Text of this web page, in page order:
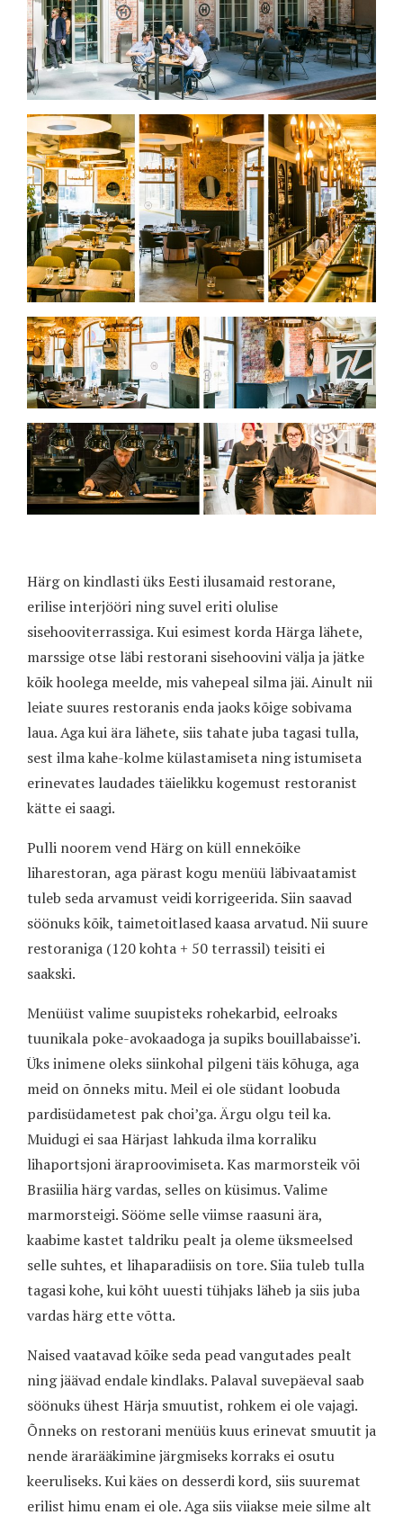
Härg on kindlasti üks Eesti ilusamaid restorane,
erilise interjööri ning suvel eriti olulise
sisehooviterrassiga. Kui esimest korda Härga lähete,
marssige otse läbi restorani sisehoovini välja ja jätke
kõik hoolega meelde, mis vahepeal silma jäi. Ainult nii
leiate suures restoranis enda jaoks kõige sobivama
laua. Aga kui ära lähete, siis tahate juba tagasi tulla,
sest ilma kahe-kolme külastamiseta ning istumiseta
erinevates laudades täielikku kogemust restoranist
kätte ei saagi.
Pulli noorem vend Härg on küll ennekõike
liharestoran, aga pärast kogu menüü läbivaatamist
tuleb seda arvamust veidi korrigeerida. Siin saavad
söönuks kõik, taimetoitlased kaasa arvatud. Nii suure
restoraniga (120 kohta + 50 terrassil) teisiti ei
saakski.
Menüüst valime suupisteks rohekarbid, eelroaks
tuunikala poke-avokaadoga ja supiks bouillabaisse’i.
Üks inimene oleks siinkohal pilgeni täis kõhuga, aga
meid on õnneks mitu. Meil ei ole südant loobuda
pardisüdametest pak choi’ga. Ärgu olgu teil ka.
Muidugi ei saa Härjast lahkuda ilma korraliku
lihaportsjoni äraproovimiseta. Kas marmorsteik või
Brasiilia härg vardas, selles on küsimus. Valime
marmorsteigi. Sööme selle viimse raasuni ära,
kaabime kastet taldriku pealt ja oleme üksmeelsed
selle suhtes, et lihaparadiisis on tore. Siia tuleb tulla
tagasi kohe, kui kõht uuesti tühjaks läheb ja siis juba
vardas härg ette võtta.
Naised vaatavad kõike seda pead vangutades pealt
ning jäävad endale kindlaks. Palaval suvepäeval saab
söönuks ühest Härja smuutist, rohkem ei ole vajagi.
Õnneks on restorani menüüs kuus erinevat smuutit ja
nende ärarääkimine järgmiseks korraks ei osutu
keeruliseks. Kui käes on desserdi kord, siis suuremat
erilist himu enam ei ole. Aga siis viiakse meie silme alt